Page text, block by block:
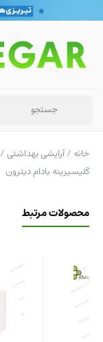
خانه /آرایشی بهداشتی/
گلیسیرینه بادام دیترون
محصولات مرتبط